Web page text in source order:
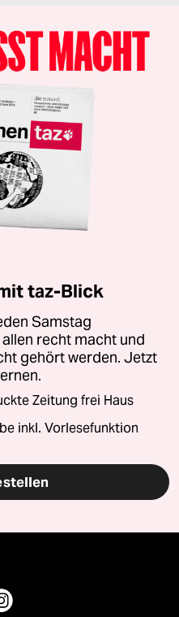
taz-Blick
Samstag
recht macht und
gehört werden. Jetzt
Zeitung frei Haus
inkl. Vorlesefunktion